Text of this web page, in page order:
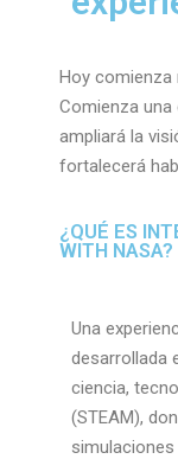
Hoy comienza
Comienza una
ampliará la
fortalecerá
¿QUÉ ES
WITH NASA?
Una
desarrollada
ciencia,
(STEAM),